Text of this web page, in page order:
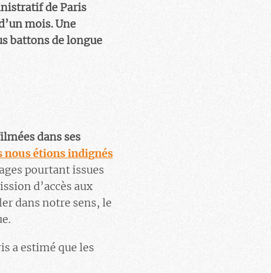
de Paris
mois. Une
battons de longue
dans ses
nous étions indignés
pourtant issues
d’accès aux
dans notre sens, le
a estimé que les